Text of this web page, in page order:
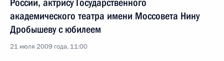
России, актрису Государственного
академического театра имени Моссовета Нину
Дробышеву с юбилеем
21 июля 2009 года, 11:00